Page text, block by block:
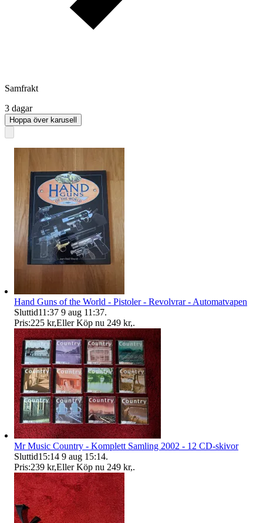
Samfrakt
3 dagar
Hoppa över karusell
Hand Guns of the World - Pistoler - Revolvrar - Automatvapen
Sluttid11:37 9 aug 11:37.
Pris:225 kr,Eller Köp nu 249 kr,.
Mr Music Country - Komplett Samling 2002 - 12 CD-skivor
Sluttid15:14 9 aug 15:14.
Pris:239 kr,Eller Köp nu 249 kr,.